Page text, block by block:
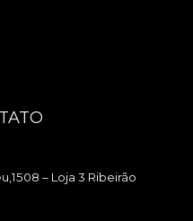
– Loja 3 Ribeirão